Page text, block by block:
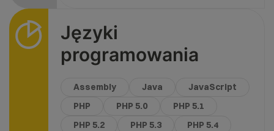
Języki
programowania
Assembly Java
JavaScript
PHP
PHP 5.0
PHP 5.1
PHP 5.2
PHP 5.3
PHP 5.4